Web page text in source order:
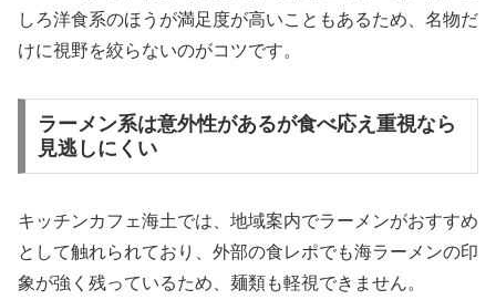
しろ洋食系のほうが満足度が高いこともあるため、名物だ
けに視野を絞らないのがコツです。
ラーメン系は意外性があるが食べ応え重視なら
見逃しにくい
キッチンカフェ海土では、地域案内でラーメンがおすすめ
として触れられており、外部の食レポでも海ラーメンの印
象が強く残っているため、麺類も軽視できません。